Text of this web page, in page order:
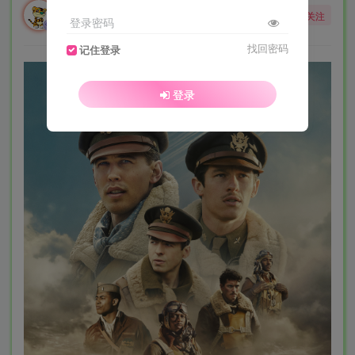
酒醒只在花前坐，酒醉还来花下眠。
关注
登录密码
记住登录 找回密码
登录